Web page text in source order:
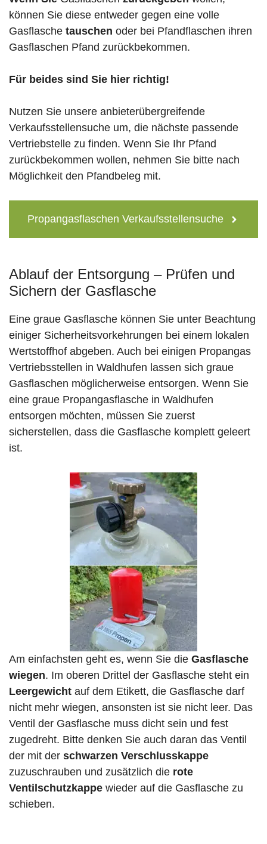
können Sie diese entweder gegen eine volle
Gasflasche tauschen oder bei Pfandflaschen ihren
Gasflaschen Pfand zurückbekommen.
Für beides sind Sie hier richtig!
Nutzen Sie unsere anbieterübergreifende
Verkaufsstellensuche um, die nächste passende
Vertriebstelle zu finden. Wenn Sie Ihr Pfand
zurückbekommen wollen, nehmen Sie bitte nach
Möglichkeit den Pfandbeleg mit.
Propangasflaschen Verkaufsstellensuche
Ablauf der Entsorgung – Prüfen und
Sichern der Gasflasche
Eine graue Gasflasche können Sie unter Beachtung
einiger Sicherheitsvorkehrungen bei einem lokalen
Wertstoffhof abgeben. Auch bei einigen Propangas
Vertriebsstellen in Waldhufen lassen sich graue
Gasflaschen möglicherweise entsorgen. Wenn Sie
eine graue Propangasflasche in Waldhufen
entsorgen möchten, müssen Sie zuerst
sicherstellen, dass die Gasflasche komplett geleert
ist.
Am einfachsten geht es, wenn Sie die Gasflasche
wiegen. Im oberen Drittel der Gasflasche steht ein
Leergewicht auf dem Etikett, die Gasflasche darf
nicht mehr wiegen, ansonsten ist sie nicht leer. Das
Ventil der Gasflasche muss dicht sein und fest
zugedreht. Bitte denken Sie auch daran das Ventil
der mit der schwarzen Verschlusskappe
zuzuschrauben und zusätzlich die rote
Ventilschutzkappe wieder auf die Gasflasche zu
schieben.